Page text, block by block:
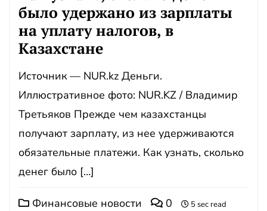
было удержано из зарплаты
на уплату налогов, в
Казахстане
Источник — NUR.kz Деньги.
Иллюстративное фото: NUR.KZ / Владимир
Третьяков Прежде чем казахстанцы
получают зарплату, из нее удерживаются
обязательные платежи. Как узнать, сколько
денег было […]
Финансовые новости 0 5 sec read